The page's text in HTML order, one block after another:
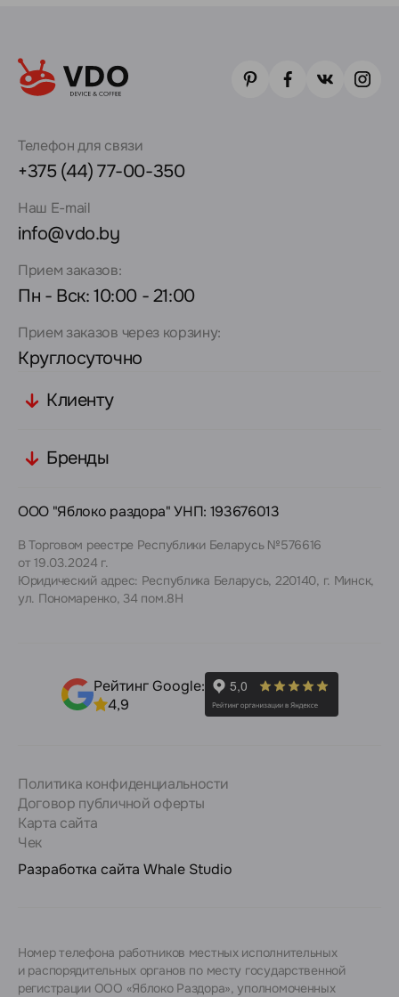
Телефон для связи
+375 (44) 77-00-350
Наш E-mail
info@vdo.by
Прием заказов:
Пн - Вск: 10:00 - 21:00
Прием заказов через корзину:
Круглосуточно
Клиенту
Бренды
ООО "Яблоко раздора" УНП: 193676013
В Торговом реестре Республики Беларусь №576616
от 19.03.2024 г.
Юридический адрес: Республика Беларусь, 220140, г. Минск,
ул. Пономаренко, 34 пом.8Н
Рейтинг Google:
4,9
Политика конфиденциальности
Договор публичной оферты
Карта сайта
Чек
Разработка сайта Whale Studio
Номер телефона работников местных исполнительных
и распорядительных органов по месту государственной
регистрации ООО «Яблоко Раздора», уполномоченных